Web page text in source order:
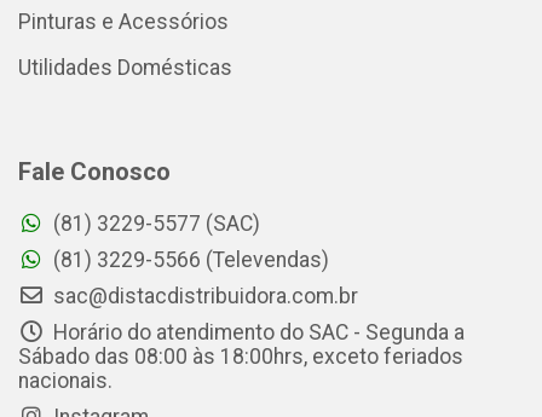
Pinturas e Acessórios
Utilidades Domésticas
Fale Conosco
(81) 3229-5577 (SAC)
(81) 3229-5566 (Televendas)
sac@distacdistribuidora.com.br
Horário do atendimento do SAC - Segunda a
Sábado das 08:00 às 18:00hrs, exceto feriados
nacionais.